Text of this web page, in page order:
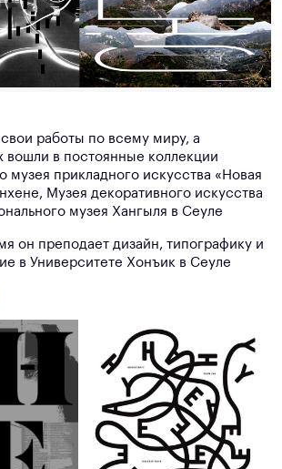
работы по всему миру, а
вошли в постоянные коллекции
музея прикладного искусства «Новая
Музея декоративного искусства
музея Хангыля в Сеуле
он преподает дизайн, типографику и
в Университете Хонъик в Сеуле